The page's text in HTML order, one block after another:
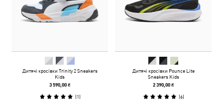
Дитячі кросівки Trinity 2 Sneakers
Kids
3 590,00 ₴
(1)
Дитячі кросівки Pounce Lite
Sneakers Kids
2 390,00 ₴
(6)